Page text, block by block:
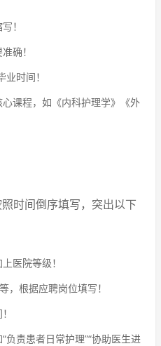
！
确！
时间！
课程，如《内科护理学》《外
时间倒序填写，突出以下
医院等级！
，根据应聘岗位填写！
负责患者日常护理”“协助医生进